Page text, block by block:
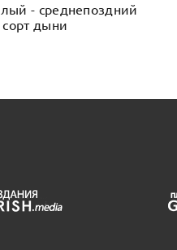
- среднепоздний
сорт дыни